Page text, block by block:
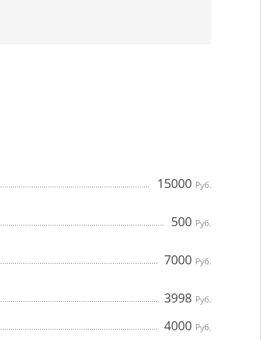
15000 Руб.
500 Руб.
7000 Руб.
3998 Руб.
4000 Руб.